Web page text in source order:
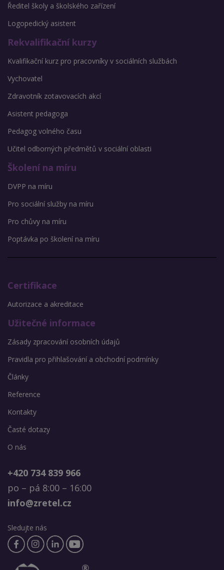
Ředitel školy a školského zařízení
Logopedický asistent
Rekvalifikační kurzy
Kvalifikační kurz pro pracovníky v sociálních službách
Vychovatel
Zdravotník zotavovacích akcí
Asistent pedagoga
Pedagog volného času
Učitel odborných předmětů v sociální oblasti
Školení na míru
DVPP na míru
Pro sociální služby na míru
Pro chůvy na míru
Poptávka po školení na míru
Certifikace
Autorizace a akreditace
Užitečné informace
Zásady zpracování osobních údajů
Pravidla pro přihlašování a obchodní podmínky
Články
Reference
Kontakty
Časté dotazy
O nás
+420 734 839 966
po – pá 8:00 – 16:00
info@zretel.cz
Sledujte nás